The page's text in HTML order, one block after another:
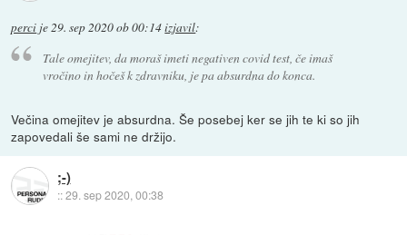
perci je29. sep 2020 ob 00:14izjavil:
Tale omejitev, da moraš imeti negativen covid test, če imaš
vročino in hočeš k zdravniku, je pa absurdna do konca.
Večina omejitev je absurdna. Še posebej ker se jih te ki so jih
zapovedali še sami ne držijo.
;-)
::29. sep 2020, 00:38